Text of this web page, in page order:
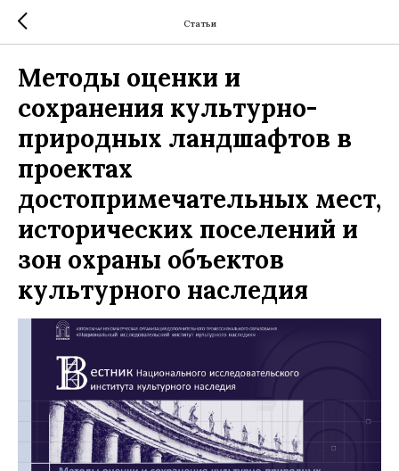
Статьи
Методы оценки и
сохранения культурно-
природных ландшафтов в
проектах
достопримечательных мест,
исторических поселений и
зон охраны объектов
культурного наследия